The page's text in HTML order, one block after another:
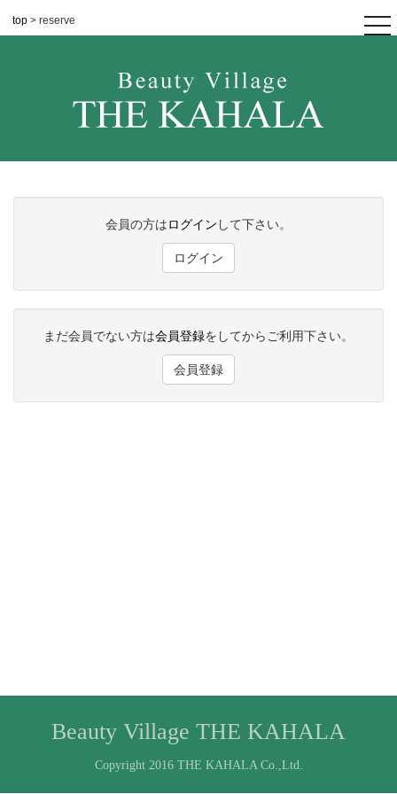
top > reserve
会員の方はログイン して下さい。
ログイン
まだ会員でない方は会員登録をしてからご利用下さい。
会員登録
Beauty Village THE KAHALA
Copyright 2016 THE KAHALA Co.,Ltd.